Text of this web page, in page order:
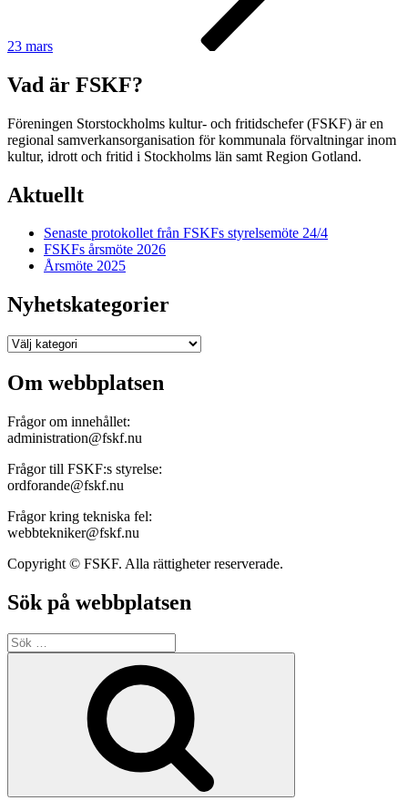
23 mars
Vad är FSKF?
Föreningen Storstockholms kultur- och fritidschefer (FSKF) är en
regional samverkansorganisation för kommunala förvaltningar inom
kultur, idrott och fritid i Stockholms län samt Region Gotland.
Aktuellt
Senaste protokollet från FSKFs styrelsemöte 24/4
FSKFs årsmöte 2026
Årsmöte 2025
Nyhetskategorier
Nyhetskategorier
Om webbplatsen
Frågor om innehållet:
administration@fskf.nu
Frågor till FSKF:s styrelse:
ordforande@fskf.nu
Frågor kring tekniska fel:
webbtekniker@fskf.nu
Copyright © FSKF. Alla rättigheter reserverade.
Sök på webbplatsen
Sök
efter: